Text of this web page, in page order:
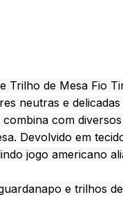
Trilho de Mesa Fio
neutras e delicadas
com
Devolvido em
jogo americano
e trilhos